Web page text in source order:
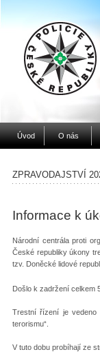
Úvod O nás
ZPRAVODAJSTVÍ
Informace k
Národní centrála proti
České republiky úkony
tzv. Doněcké lidové
Došlo k zadržení celkem
Trestní řízení je vedeno
terorismu“.
V tuto dobu probíhají ze